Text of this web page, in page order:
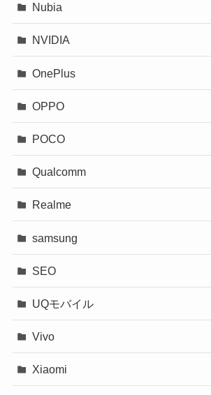
Nubia
NVIDIA
OnePlus
OPPO
POCO
Qualcomm
Realme
samsung
SEO
UQモバイル
Vivo
Xiaomi